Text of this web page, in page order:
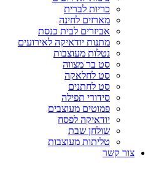
כריות לברית
מארזים לחינה
אביזרים לבית כנסת
מתנות יודאיקה לאירועים
נטלות מעוצבות
סט בר מצווה
סט לחלאקה
סט לחתנים
סידורי תפילה
פמוטים מעוצבים
יודאיקה לפסח
שולחן שבת
טליתות מעוצבות
צור קשר